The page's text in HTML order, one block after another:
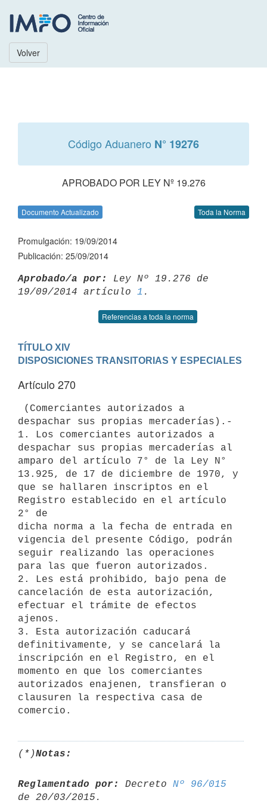
Volver
Código Aduanero N° 19276
APROBADO POR LEY Nº 19.276
Documento Actualizado Toda la Norma
Promulgación: 19/09/2014
Publicación: 25/09/2014
Aprobado/a por:
Ley Nº 19.276 de
19/09/2014 artículo 1
Referencias a toda la norma
TÍTULO XIV
DISPOSICIONES TRANSITORIAS Y ESPECIALES
Artículo 270
despachar sus propias mercaderías).-
1. Los comerciantes autorizados a
despachar sus propias mercaderías al
amparo del artículo 7° de la Ley N°
13.925, de 17 de diciembre de 1970, y
que se hallaren inscriptos en el
Registro establecido en el artículo
2° de
dicha norma a la fecha de entrada en
vigencia del presente Código, podrán
seguir realizando las operaciones
para las que fueron autorizados.
2. Les está prohibido, bajo pena de
cancelación de esta autorización,
efectuar el trámite de efectos
ajenos.
3. Esta autorización caducará
definitivamente, y se cancelará la
inscripción en el Registro, en el
momento en que los comerciantes
autorizados enajenen, transfieran o
clausuren la respectiva casa de
(*)Notas:
Reglamentado por: Decreto Nº 96/015